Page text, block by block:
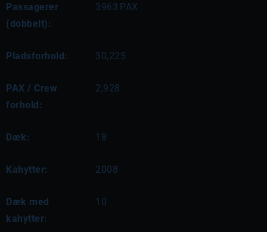
Passagerer
(dobbelt):
3963 PAX
Pladsforhold: 30,225
PAX / Crew
forhold:
2,928
Dæk: 18
Kahytter: 2008
Dæk med
kahytter:
10